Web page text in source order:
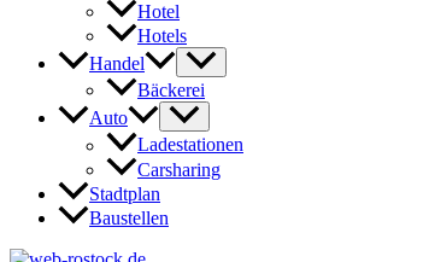
Hotel
Hotels
Handel
Bäckerei
Auto
Ladestationen
Carsharing
Stadtplan
Baustellen